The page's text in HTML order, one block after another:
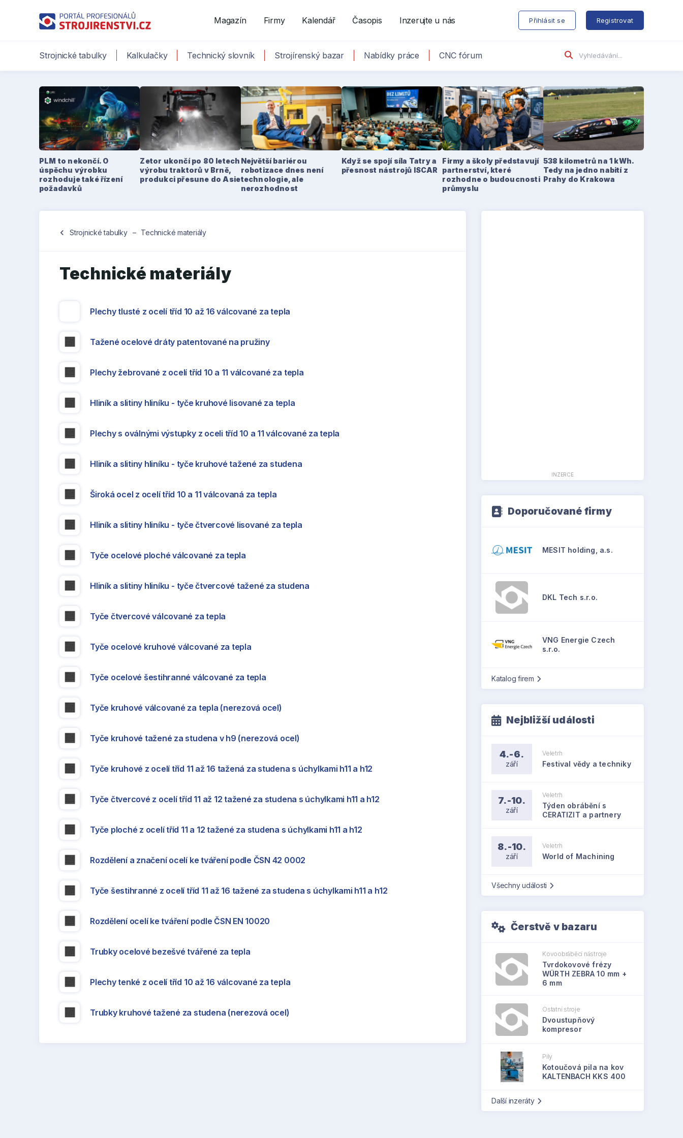
Magazín Firmy Kalendář Časopis Inzerujte u nás Přihlásit se Registrovat
Strojnické tabulky Kalkulačky Technický slovník Strojírenský bazar Nabídky práce CNC fórum
PLM to nekončí. O
úspěchu výrobku
rozhoduje také řízení
požadavků
Zetor ukončí po 80 letech
výrobu traktorů v Brně,
produkci přesune do Asie
Největší bariérou
robotizace dnes není
technologie, ale
nerozhodnost
Když se spojí síla Tatry a
přesnost nástrojů ISCAR
Firmy a školy představují
partnerství, které
rozhodne o budoucnosti
průmyslu
538 kilometrů na 1 kWh.
Tedy na jedno nabití z
Prahy do Krakowa
Jste
chevron_left Strojnické tabulky – Technické materiály
Technické materiály
Plechy tlusté z ocelí tříd 10 až 16 válcované za tepla
Tažené ocelové dráty patentované na pružiny
Plechy žebrované z ocelí tříd 10 a 11 válcované za tepla
Hliník a slitiny hliníku - tyče kruhové lisované za tepla
Plechy s oválnými výstupky z oceli tříd 10 a 11 válcované za tepla
Hliník a slitiny hliníku - tyče kruhové tažené za studena
Široká ocel z ocelí tříd 10 a 11 válcovaná za tepla
Hliník a slitiny hliníku - tyče čtvercové lisované za tepla
Tyče ocelové ploché válcované za tepla
Hliník a slitiny hliníku - tyče čtvercové tažené za studena
Tyče čtvercové válcované za tepla
Tyče ocelové kruhové válcované za tepla
Tyče ocelové šestihranné válcované za tepla
Tyče kruhové válcované za tepla (nerezová ocel)
Tyče kruhové tažené za studena v h9 (nerezová ocel)
Tyče kruhové z ocelí tříd 11 až 16 tažená za studena s úchylkami h11 a h12
Tyče čtvercové z ocelí tříd 11 až 12 tažené za studena s úchylkami h11 a h12
Tyče ploché z ocelí tříd 11 a 12 tažené za studena s úchylkami h11 a h12
Rozdělení a značení ocelí ke tváření podle ČSN 42 0002
Tyče šestihranné z ocelí tříd 11 až 16 tažené za studena s úchylkami h11 a h12
Rozdělení ocelí ke tváření podle ČSN EN 10020
Trubky ocelové bezešvé tvářené za tepla
Plechy tenké z ocelí tříd 10 až 16 válcované za tepla
Trubky kruhové tažené za studena (nerezová ocel)
INZERCE
Doporučované firmy
MESIT holding, a.s.
DKL Tech s.r.o.
VNG Energie Czech
s.r.o.
Katalog firem
Nejbližší události
4.-6.
září
Veletrh
Festival vědy a techniky
7.-10.
září
Veletrh
Týden obrábění s
CERATIZIT a partnery
8.-10.
září
Veletrh
World of Machining
Všechny události
Čerstvě v bazaru
Kovoobráběcí nástroje
Tvrdokovové frézy
WÜRTH ZEBRA 10 mm +
6 mm
Ostatní stroje
Dvoustupňový
kompresor
Pily
Kotoučová pila na kov
KALTENBACH KKS 400
Další inzeráty